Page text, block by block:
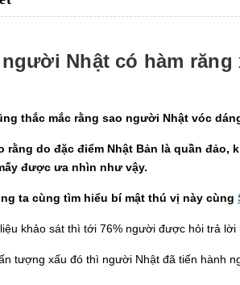
Nhật có hàm
thắc mắc rằng sao người Nhật vóc
rằng do đặc điểm Nhật Bản là quần đảo,
được ưa nhìn như vậy.
ta cùng tìm hiểu bí mật thú vị này cùng
khảo sát thì tới 76% người được hỏi trả
tượng xấu đó thì người Nhật đã tiến hành